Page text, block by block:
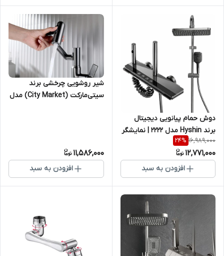
دوش حمام پیانویی دیجیتال
برند Hyshin مدل 2222 | نمایشگر
دما، زمان رنگ دودی
16,989,000
24%
12,771,000
افزودن به سبد
شیر روشویی چرخشی برند
سیتی‌مارکت (City Market) مدل
11,586,000
افزودن به سبد